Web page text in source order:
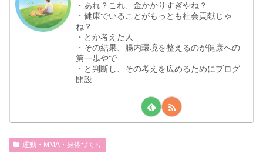
・あれ？これ、金かかりすぎやね？
・健康でいることがもっとも社会貢献じゃ
ね？
・とか考えた人
・その結果、腸内環境を整えるのが健康への
第一歩やで
・と判断し、その考えを広めるためにブログ
開設
運動・MMA・身体づくり